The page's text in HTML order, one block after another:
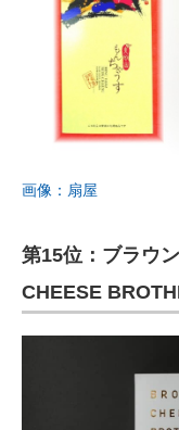
画像：扇屋
第15位：ブラウ
CHEESE